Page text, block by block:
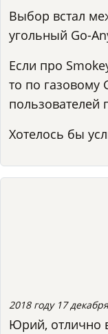
Выбор встал
угольный Go-
Если про
то по
пользователей
Хотелось бы
2018 году 17 декабря
Юрий, отлично